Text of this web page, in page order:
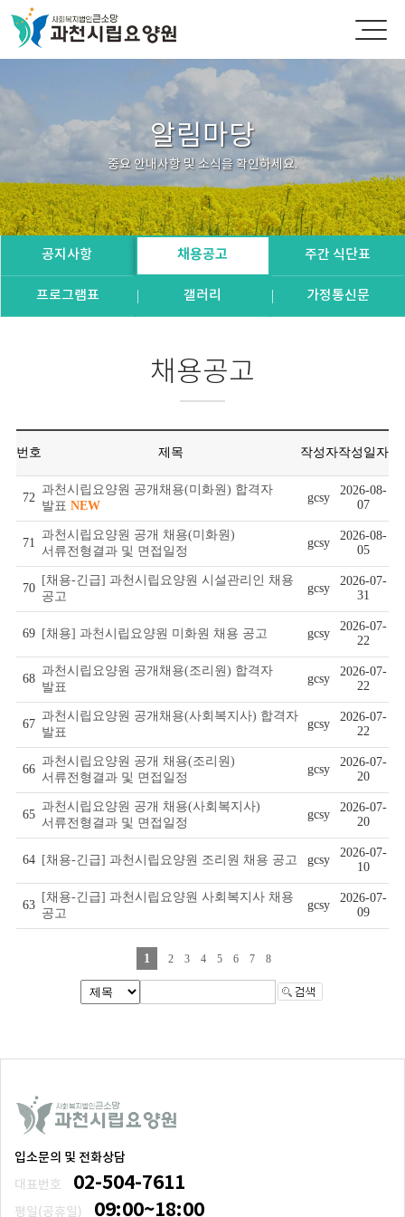
알림마당
중요 안내사항 및 소식을 확인하세요.
공지사항 채용공고 주간 식단표
프로그램표 갤러리 가정통신문
채용공고
번호 제목 작성자작성일자
72
과천시립요양원 공개채용(미화원) 합격자
발표 NEW
gcsy
2026-08-
07
71
과천시립요양원 공개 채용(미화원)
서류전형결과 및 면접일정
gcsy
2026-08-
05
70
[채용-긴급] 과천시립요양원 시설관리인 채용
공고
gcsy
2026-07-
31
69 [채용] 과천시립요양원 미화원 채용 공고 gcsy
2026-07-
22
68
과천시립요양원 공개채용(조리원) 합격자
발표
gcsy
2026-07-
22
67
과천시립요양원 공개채용(사회복지사) 합격자
발표
gcsy
2026-07-
22
66
과천시립요양원 공개 채용(조리원)
서류전형결과 및 면접일정
gcsy
2026-07-
20
65
과천시립요양원 공개 채용(사회복지사)
서류전형결과 및 면접일정
gcsy
2026-07-
20
64 [채용-긴급] 과천시립요양원 조리원 채용 공고 gcsy
2026-07-
10
63
[채용-긴급] 과천시립요양원 사회복지사 채용
공고
gcsy
2026-07-
09
1 2 3 4 5 6 7 8
입소문의 및 전화상담
대표번호
02-504-7611
평일(공휴일) 09:00~18:00